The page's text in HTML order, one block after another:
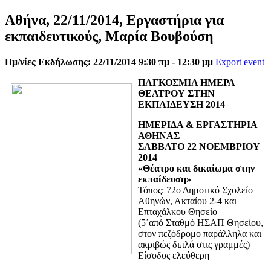
Αθήνα, 22/11/2014, Εργαστήρια για
εκπαιδευτικούς, Μαρία Βουβούση
Ημ/νίες Εκδήλωσης: 22/11/2014 9:30 πμ - 12:30 μμ Export event
ΠΑΓΚΟΣΜΙΑ ΗΜΕΡΑ
ΘΕΑΤΡΟΥ ΣΤΗΝ
ΕΚΠΑΙΔΕΥΣΗ 2014
ΗΜΕΡΙΔΑ & ΕΡΓΑΣΤΗΡΙΑ
ΑΘΗΝΑΣ
ΣΑΒΒΑΤΟ 22 ΝΟΕΜΒΡΙΟΥ
2014
«Θέατρο και δικαίωμα στην
εκπαίδευση»
Τόπος: 72ο Δημοτικό Σχολείο
Αθηνών, Ακταίου 2-4 και
Επταχάλκου Θησείο
(5΄από Σταθμό ΗΣΑΠ Θησείου,
στον πεζόδρομο παράλληλα και
ακριβώς διπλά στις γραμμές)
Είσοδος ελεύθερη